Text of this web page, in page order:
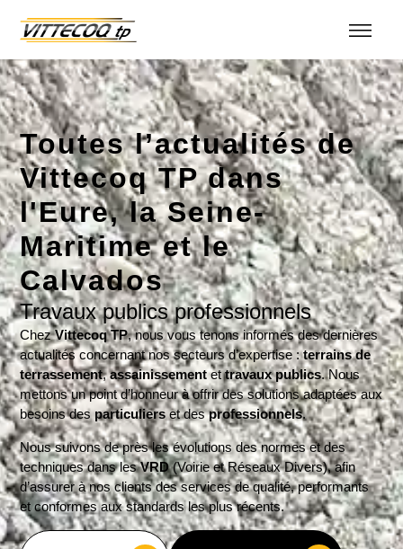
Toutes l’actualités de
Vittecoq TP dans
l'Eure, la Seine-
Maritime et le
Calvados
Travaux publics professionnels
ChezVittecoq TP, nous vous tenons informés des dernières
actualités concernant nos secteurs d’expertise :terrains de
terrassement,assainissementettravaux publics. Nous
mettons un point d’honneur à offrir des solutions adaptées aux
besoins desparticulierset desprofessionnels.
Nous suivons de près les évolutions des normes et des
techniques dans lesVRD(Voirie et Réseaux Divers), afin
d’assurer à nos clients des services de qualité, performants
et conformes aux standards les plus récents.